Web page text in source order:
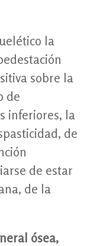
la
sobre la
de
inferiores, la
de
de estar
de la
ósea,